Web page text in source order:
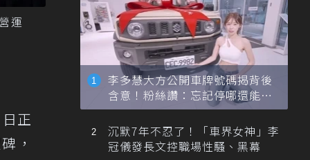
運
正
，
李多慧大方公開車牌號碼揭背後
含意！粉絲讚：忘記停哪還能幫
忙找車
沉默7年不忍了！「車界女神」李
冠儀發長文控職場性騷、黑幕